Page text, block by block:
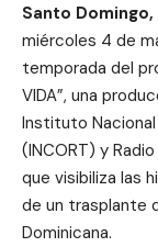
Santo
miércoles 4 de
temporada del
VIDA”, una
Instituto
(INCORT) y
que visibiliza las
de un trasplante
Dominicana.